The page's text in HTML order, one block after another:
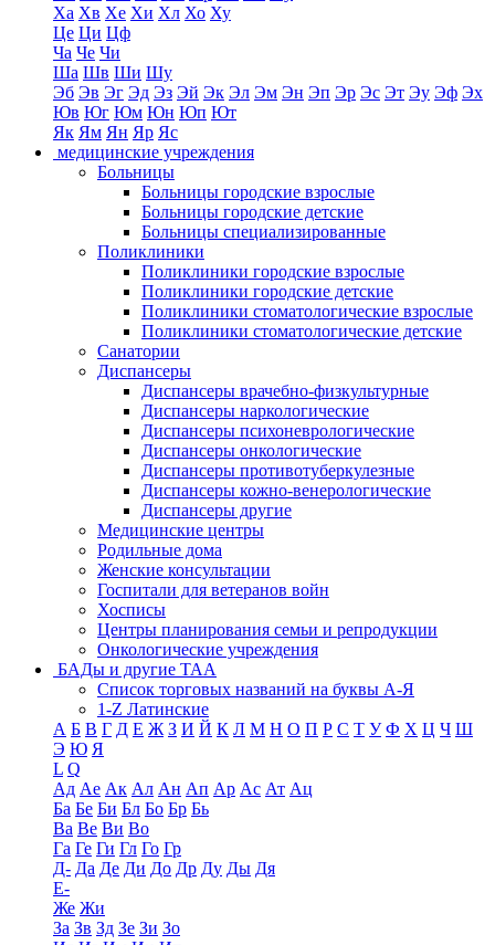
Ха Хв Хе Хи Хл Хо Ху
Це Ци Цф
Ча Че Чи
Ша Шв Ши Шу
Эб Эв Эг Эд Эз Эй Эк Эл Эм Эн Эп Эр Эс Эт Эу Эф Эх
Юв Юг Юм Юн Юп Ют
Як Ям Ян Яр Яс
медицинские учреждения
Больницы
Больницы городские взрослые
Больницы городские детские
Больницы специализированные
Поликлиники
Поликлиники городские взрослые
Поликлиники городские детские
Поликлиники стоматологические взрослые
Поликлиники стоматологические детские
Санатории
Диспансеры
Диспансеры врачебно-физкультурные
Диспансеры наркологические
Диспансеры психоневрологические
Диспансеры онкологические
Диспансеры противотуберкулезные
Диспансеры кожно-венерологические
Диспансеры другие
Медицинские центры
Родильные дома
Женские консультации
Госпитали для ветеранов войн
Хосписы
Центры планирования семьи и репродукции
Онкологические учреждения
БАДы и другие ТАА
Список торговых названий на буквы А-Я
1-Z Латинские
А Б В Г Д Е Ж З И Й К Л М Н О П Р С Т У Ф Х Ц Ч Ш
Э Ю Я
L Q
Ад Ае Ак Ал Ан Ап Ар Ас Ат Ац
Ба Бе Би Бл Бо Бр Бь
Ва Ве Ви Во
Га Ге Ги Гл Го Гр
Д- Да Де Ди До Др Ду Ды Дя
Е-
Же Жи
За Зв Зд Зе Зи Зо